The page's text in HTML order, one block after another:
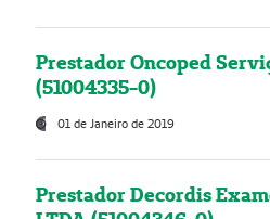
Prestador Oncoped
(51004335-0)
01 de Janeiro de 2019
Prestador Decordis